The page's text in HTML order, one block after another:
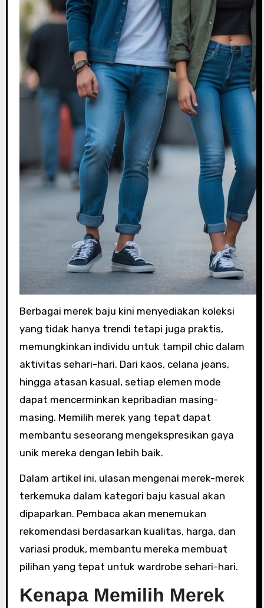
Berbagai merek baju kini menyediakan koleksi
yang tidak hanya trendi tetapi juga praktis,
memungkinkan individu untuk tampil chic dalam
aktivitas sehari-hari. Dari kaos, celana jeans,
hingga atasan kasual, setiap elemen mode
dapat mencerminkan kepribadian masing-
masing. Memilih merek yang tepat dapat
membantu seseorang mengekspresikan gaya
unik mereka dengan lebih baik.
Dalam artikel ini, ulasan mengenai merek-merek
terkemuka dalam kategori baju kasual akan
dipaparkan. Pembaca akan menemukan
rekomendasi berdasarkan kualitas, harga, dan
variasi produk, membantu mereka membuat
pilihan yang tepat untuk wardrobe sehari-hari.
Kenapa Memilih Merek